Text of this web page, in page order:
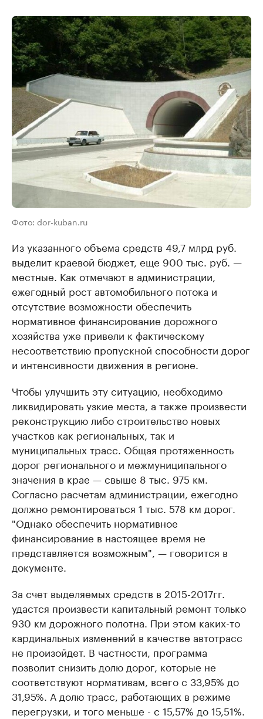
Фото: dor-kuban.ru
Из указанного объема средств 49,7 млрд руб.
выделит краевой бюджет, еще 900 тыс. руб. —
местные. Как отмечают в администрации,
ежегодный рост автомобильного потока и
отсутствие возможности обеспечить
нормативное финансирование дорожного
хозяйства уже привели к фактическому
несоответствию пропускной способности дорог
и интенсивности движения в регионе.
Чтобы улучшить эту ситуацию, необходимо
ликвидировать узкие места, а также произвести
реконструкцию либо строительство новых
участков как региональных, так и
муниципальных трасс. Общая протяженность
дорог регионального и межмуниципального
значения в крае — свыше 8 тыс. 975 км.
Согласно расчетам администрации, ежегодно
должно ремонтироваться 1 тыс. 578 км дорог.
"Однако обеспечить нормативное
финансирование в настоящее время не
представляется возможным", — говорится в
документе.
За счет выделяемых средств в 2015-2017гг.
удастся произвести капитальный ремонт только
930 км дорожного полотна. При этом каких-то
кардинальных изменений в качестве автотрасс
не произойдет. В частности, программа
позволит снизить долю дорог, которые не
соответствуют нормативам, всего с 33,95% до
31,95%. А долю трасс, работающих в режиме
перегрузки, и того меньше - с 15,57% до 15,51%.